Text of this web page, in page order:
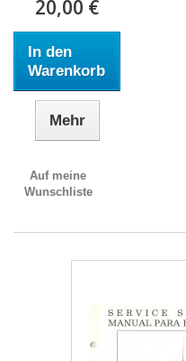
20,00 €
In den
Warenkorb
Mehr
Auf meine
Wunschliste